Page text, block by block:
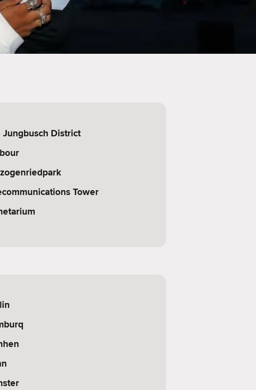
Jungbusch District
Tower